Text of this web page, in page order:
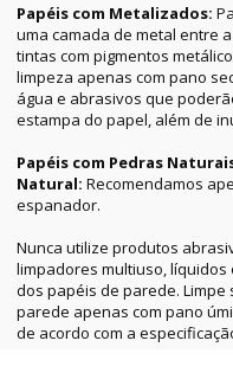
Papéis com Metalizados:
uma camada de metal entre
tintas com pigmentos
limpeza apenas com pano
água e abrasivos que
estampa do papel, além de
Papéis com Pedras
Natural: Recomendamos
espanador.
Nunca utilize produtos
limpadores multiuso, líquidos
dos papéis de parede. Limpe
parede apenas com pano
de acordo com a